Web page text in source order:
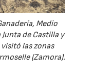
Medio
de Castilla y
las zonas
(Zamora).